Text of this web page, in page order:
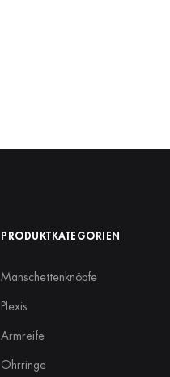
PRODUKTKATEGORIEN
Manschettenknöpfe
Plexis
Armreife
Ohrringe